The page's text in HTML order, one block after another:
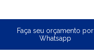
Faça seu orçamento por
Whatsapp